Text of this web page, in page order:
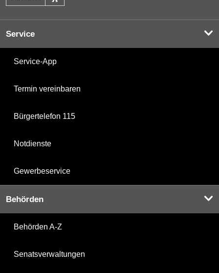
Service
Service-App
Termin vereinbaren
Bürgertelefon 115
Notdienste
Gewerbeservice
Behörden
Behörden A-Z
Senatsverwaltungen